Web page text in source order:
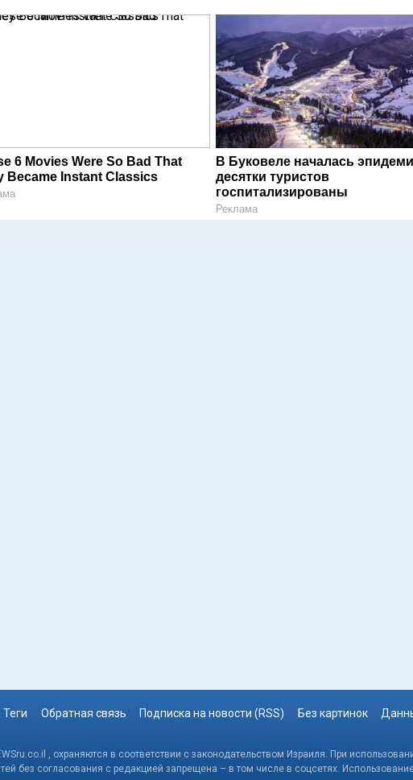
6 Movies Were So Bad That
Became Instant Classics
В Буковеле началась
десятки туристов
госпитализированы
Реклама
Теги Обратная связь Подписка на новости (RSS) Без картинок
, охраняются в соответствии с законодательством Израиля. При
без согласования с редакцией запрещена – в том числе в соцсетях.